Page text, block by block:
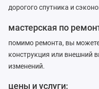
дорогого спутника и
мастерская по
помимо ремонта, вы
конструкция или внешний
изменений.
цены и услуги: